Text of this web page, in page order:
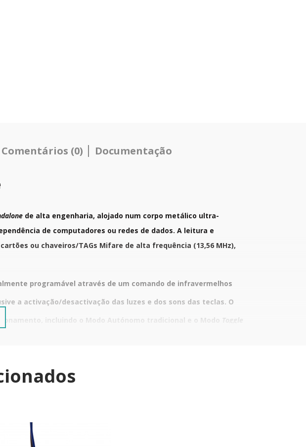
Comentários (0) Documentação
de alta engenharia, alojado num corpo metálico ultra-
de computadores ou redes de dados. A leitura e
ou chaveiros/TAGs Mifare de alta frequência (13,56 MHz),
programável através de um comando de infravermelhos
a activação/desactivação das luzes e dos sons das teclas. O
incluindo o Modo Autónomo tradicional e o Modo
Toggle
autónomo deve respeitar a devida organização dos seus